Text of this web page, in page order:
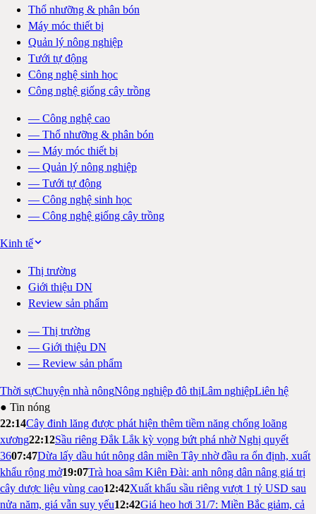
Thổ nhưỡng & phân bón
Máy móc thiết bị
Quản lý nông nghiệp
Tưới tự động
Công nghệ sinh học
Công nghệ giống cây trồng
— Công nghệ cao
— Thổ nhưỡng & phân bón
— Máy móc thiết bị
— Quản lý nông nghiệp
— Tưới tự động
— Công nghệ sinh học
— Công nghệ giống cây trồng
Kinh tế
Thị trường
Giới thiệu DN
Review sản phẩm
— Thị trường
— Giới thiệu DN
— Review sản phẩm
Thời sựChuyện nhà nôngNông nghiệp đô thịLâm nghiệpLiên hệ
● Tin nóng
22:14Cây đinh lăng được phát hiện thêm tiềm năng chống loãng
xương22:12Sầu riêng Đắk Lắk kỳ vọng bứt phá nhờ Nghị quyết
3607:47Dừa lấy dầu hút nông dân miền Tây nhờ đầu ra ổn định, xuất
khẩu rộng mở19:07Trà hoa sâm Kiên Đài: anh nông dân nâng giá trị
cây dược liệu vùng cao12:42Xuất khẩu sầu riêng vượt 1 tỷ USD sau
nửa năm, giá vẫn suy yếu12:42Giá heo hơi 31/7: Miền Bắc giảm, cả